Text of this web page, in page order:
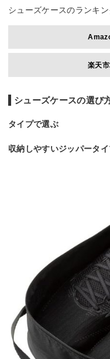
シューズケースのランキ
楽天
シューズケースの選び
タイプで選ぶ
収納しやすいジッパータ